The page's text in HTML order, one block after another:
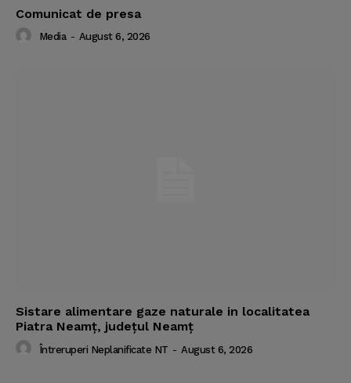
Comunicat de presa
Media - August 6, 2026
Sistare alimentare gaze naturale in localitatea
Piatra Neamț, județul Neamț
Întreruperi Neplanificate NT - August 6, 2026